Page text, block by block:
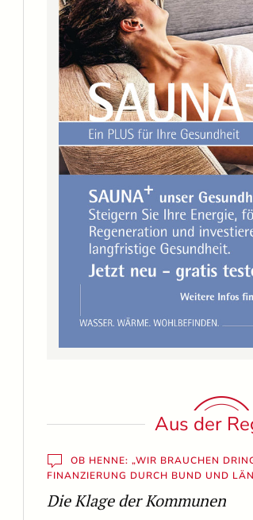
Aus der
OB HENNE: „WIR BRAUCHEN
FINANZIERUNG DURCH BUND UND
Die Klage der Kommunen